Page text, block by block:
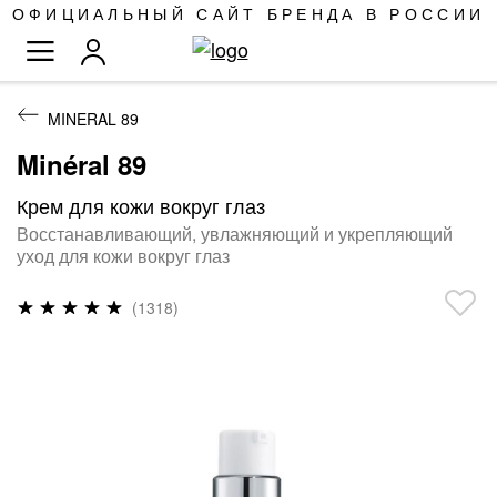
SKIP
TO
CONTENT
ОФИЦИАЛЬНЫЙ САЙТ БРЕНДА В РОССИИ
MINERAL 89
Minéral 89
Крем для кожи вокруг глаз
Восстанавливающий, увлажняющий и укрепляющий
уход для кожи вокруг глаз
Рейтинг:
(1318)